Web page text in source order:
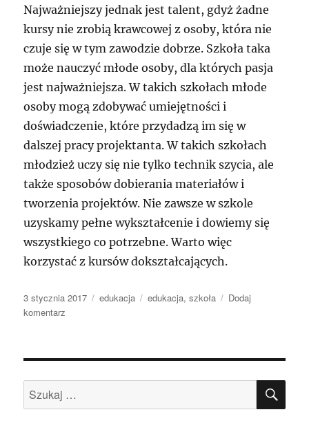
Najważniejszy jednak jest talent, gdyż żadne
kursy nie zrobią krawcowej z osoby, która nie
czuje się w tym zawodzie dobrze. Szkoła taka
może nauczyć młode osoby, dla których pasja
jest najważniejsza. W takich szkołach młode
osoby mogą zdobywać umiejętności i
doświadczenie, które przydadzą im się w
dalszej pracy projektanta. W takich szkołach
młodzież uczy się nie tylko technik szycia, ale
także sposobów dobierania materiałów i
tworzenia projektów. Nie zawsze w szkole
uzyskamy pełne wykształcenie i dowiemy się
wszystkiego co potrzebne. Warto więc
korzystać z kursów dokształcających.
Data
publikacji
3 stycznia 2017 Kategorie
edukacja Tagi
edukacja,szkoła
Dodaj
komentarz
–
na
dobry
zawód
Szukaj: